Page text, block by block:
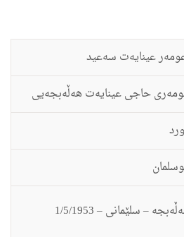
عینایه‌ت سه‌عید
حاجى عینایه‌ت هه‌ڵه‌بجه‌یى
– سلێمانى – 1/5/1953